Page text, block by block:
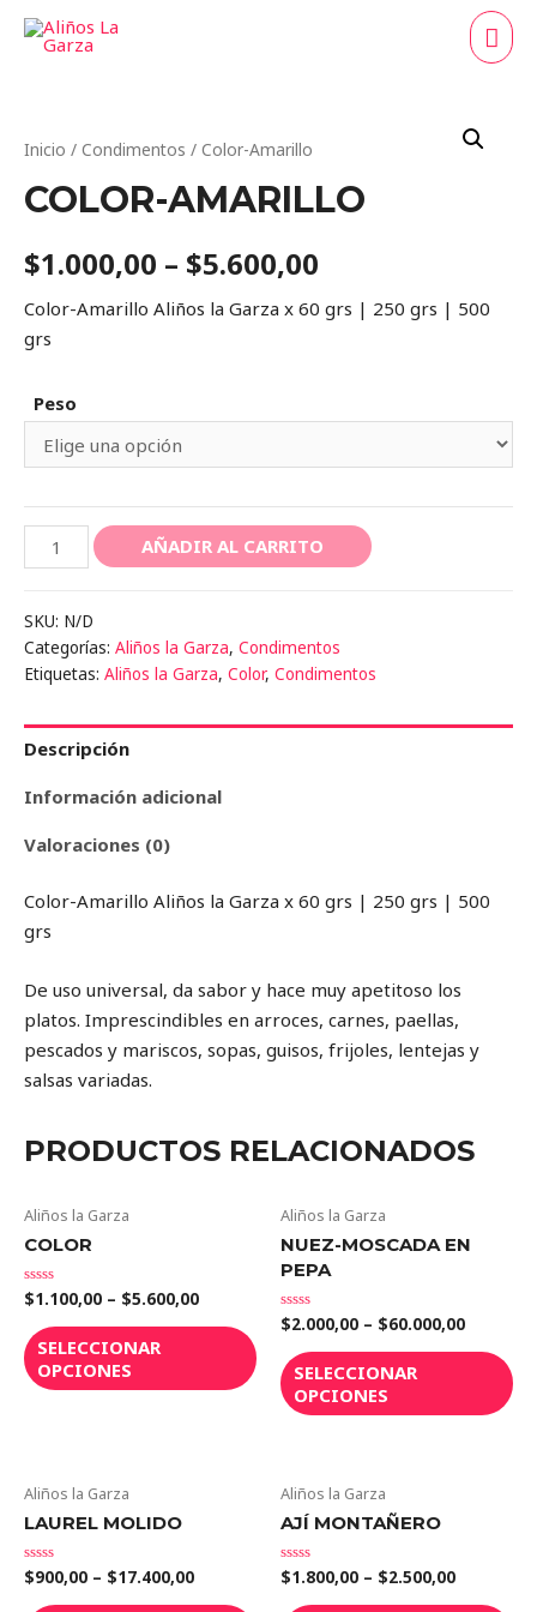
Inicio / Condimentos / Color-Amarillo
COLOR-AMARILLO
$1.000,00 – $5.600,00
Color-Amarillo Aliños la Garza x 60 grs | 250 grs | 500
grs
Peso
Color-
Amarillo
AÑADIR AL CARRITO
SKU: N/D
Categorías: Aliños la Garza, Condimentos
Etiquetas: Aliños la Garza, Color, Condimentos
Descripción
Información adicional
Valoraciones (0)
Color-Amarillo Aliños la Garza x 60 grs | 250 grs | 500
grs
De uso universal, da sabor y hace muy apetitoso los
platos. Imprescindibles en arroces, carnes, paellas,
pescados y mariscos, sopas, guisos, frijoles, lentejas y
salsas variadas.
PRODUCTOS RELACIONADOS
Aliños la Garza
COLOR
Valorado
en
de
5
$1.100,00 – $5.600,00
SELECCIONAR
OPCIONES
Aliños la Garza
NUEZ-MOSCADA EN
PEPA
Valorado
en
de
5
$2.000,00 – $60.000,00
SELECCIONAR
OPCIONES
Aliños la Garza
LAUREL MOLIDO
Valorado
en
$900,00 – $17.400,00
Aliños la Garza
AJÍ MONTAÑERO
Valorado
en
$1.800,00 – $2.500,00